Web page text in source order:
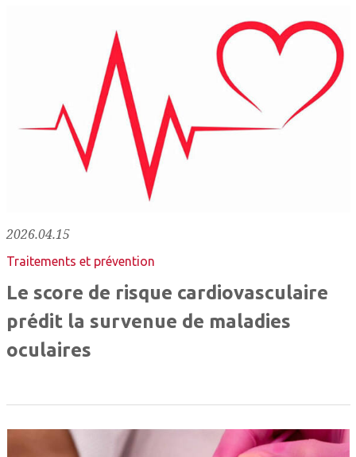
2026.04.15
Traitements et prévention
Le score de risque cardiovasculaire
prédit la survenue de maladies
oculaires